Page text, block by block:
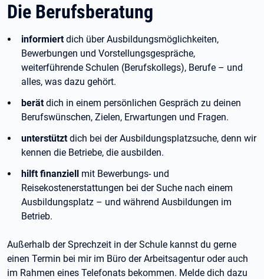
Die Berufsberatung
informiertdich über Ausbildungsmöglichkeiten,
Bewerbungen und Vorstellungsgespräche,
weiterführende Schulen (Berufskollegs), Berufe – und
alles, was dazu gehört.
berätdich in einem persönlichen Gespräch zu deinen
Berufswünschen, Zielen, Erwartungen und Fragen.
unterstütztdich bei der Ausbildungsplatzsuche, denn wir
kennen die Betriebe, die ausbilden.
hilft finanziell mit Bewerbungs- und
Reisekostenerstattungen bei der Suche nach einem
Ausbildungsplatz – und während Ausbildungen im
Betrieb.
Außerhalb der Sprechzeit in der Schule kannst du gerne
einen Termin bei mir im Büro der Arbeitsagentur oder auch
im Rahmen eines Telefonats bekommen. Melde dich dazu